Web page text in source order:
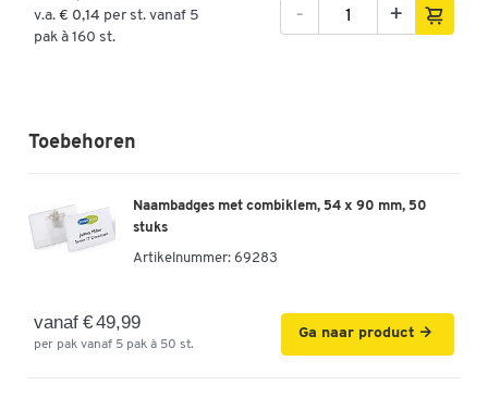
v.a. € 0,14 per st. vanaf 5
pak à 160 st.
+
-
Toebehoren
Naambadges met combiklem, 54 x 90 mm, 50
stuks
Artikelnummer: 69283
vanaf € 49,99
per pak vanaf 5 pak à 50 st.
Ga naar product